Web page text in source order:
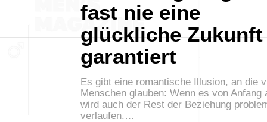
fast nie eine
glückliche Zukunft
garantiert
Es gibt eine romantische Illusion, an die
Menschen glauben: Wenn es von Anfang
wird auch der Rest der Beziehung
verlaufen.…